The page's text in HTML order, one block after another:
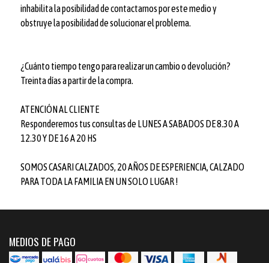
inhabilita la posibilidad de contactarnos por este medio y
obstruye la posibilidad de solucionar el problema.
¿Cuánto tiempo tengo para realizar un cambio o devolución?
Treinta días a partir de la compra.
ATENCIÓN AL CLIENTE
Responderemos tus consultas de LUNES A SABADOS DE 8.30 A
12.30 Y DE 16 A 20 HS
SOMOS CASARI CALZADOS, 20 AÑOS DE ESPERIENCIA, CALZADO
PARA TODA LA FAMILIA EN UN SOLO LUGAR !
MEDIOS DE PAGO